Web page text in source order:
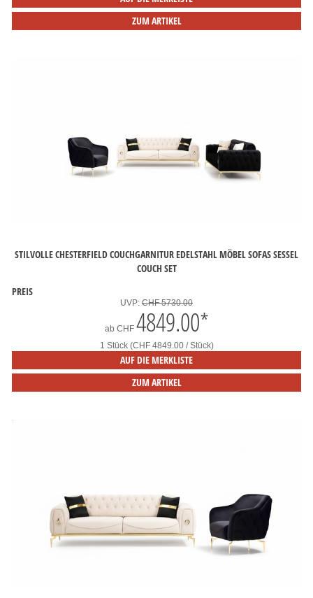
ZUM ARTIKEL
STILVOLLE CHESTERFIELD COUCHGARNITUR EDELSTAHL MÖBEL SOFAS SESSEL
COUCH SET
PREIS
UVP: CHF 5730.00
ab CHF 4849.00*
1 Stück (CHF 4849.00 / Stück)
AUF DIE MERKLISTE
ZUM ARTIKEL